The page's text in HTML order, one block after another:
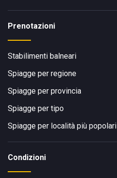
Prenotazioni
Stabilimenti balneari
Spiagge per regione
Spiagge per provincia
Spiagge per tipo
Spiagge per località più popolari
Condizioni